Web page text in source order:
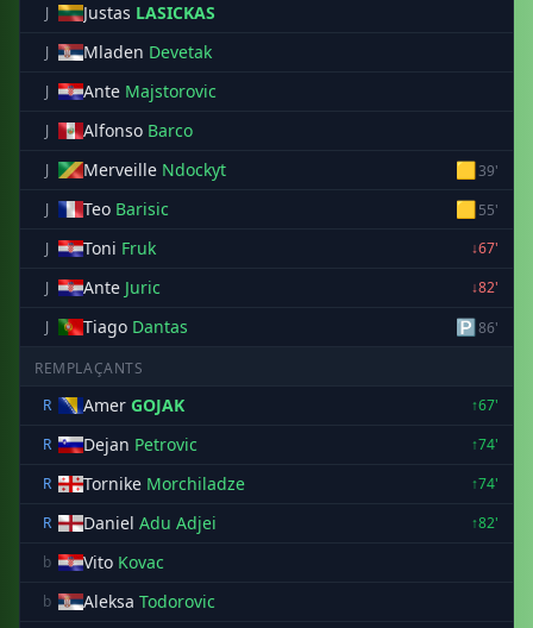
J Justas LASICKAS
J Mladen Devetak
J Ante Majstorovic
J Alfonso Barco
J Merveille Ndockyt 🟨39'
J
Teo Barisic 🟨55'
J
Toni Fruk
↓67'
J
Ante Juric
↓82'
J
Tiago Dantas 🅿86'
REMPLAÇANTS
R
Amer GOJAK
↑67'
R
Dejan Petrovic
↑74'
R
Tornike Morchiladze
↑74'
R
Daniel Adu Adjei
↑82'
b
Vito Kovac
b Aleksa Todorovic